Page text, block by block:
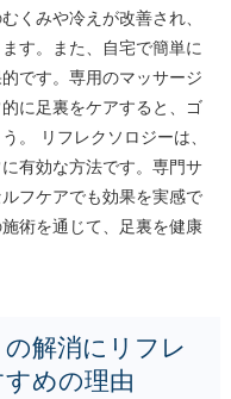
くみや冷えが改善され、
す。また、自宅で簡単に
です。専用のマッサージ
に足裏をケアすると、ゴ
。 リフレクソロジーは、
有効な方法です。専門サ
フケアでも効果を実感で
術を通じて、足裏を健康
解消にリフレ
めの理由